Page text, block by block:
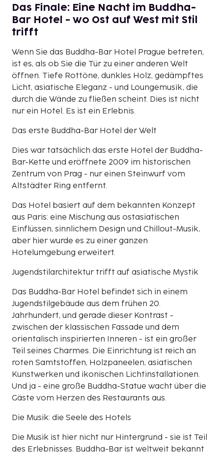
Das Finale: Eine Nacht im Buddha-
Bar Hotel - wo Ost auf West mit Stil
trifft
Wenn Sie das Buddha-Bar Hotel Prague betreten,
ist es, als ob Sie die Tür zu einer anderen Welt
öffnen. Tiefe Rottöne, dunkles Holz, gedämpftes
Licht, asiatische Eleganz - und Loungemusik, die
durch die Wände zu fließen scheint. Dies ist nicht
nur ein Hotel. Es ist ein Erlebnis.
Das erste Buddha-Bar Hotel der Welt
Dies war tatsächlich das erste Hotel der Buddha-
Bar-Kette und eröffnete 2009 im historischen
Zentrum von Prag - nur einen Steinwurf vom
Altstädter Ring entfernt.
Das Hotel basiert auf dem bekannten Konzept
aus Paris: eine Mischung aus ostasiatischen
Einflüssen, sinnlichem Design und Chillout-Musik,
aber hier wurde es zu einer ganzen
Hotelumgebung erweitert.
Jugendstilarchitektur trifft auf asiatische Mystik
Das Buddha-Bar Hotel befindet sich in einem
Jugendstilgebäude aus dem frühen 20.
Jahrhundert, und gerade dieser Kontrast -
zwischen der klassischen Fassade und dem
orientalisch inspirierten Inneren - ist ein großer
Teil seines Charmes. Die Einrichtung ist reich an
roten Samtstoffen, Holzpaneelen, asiatischen
Kunstwerken und ikonischen Lichtinstallationen.
Und ja - eine große Buddha-Statue wacht über die
Gäste vom Herzen des Restaurants aus.
Die Musik: die Seele des Hotels
Die Musik ist hier nicht nur Hintergrund - sie ist Teil
des Erlebnisses. Buddha-Bar ist weltweit bekannt